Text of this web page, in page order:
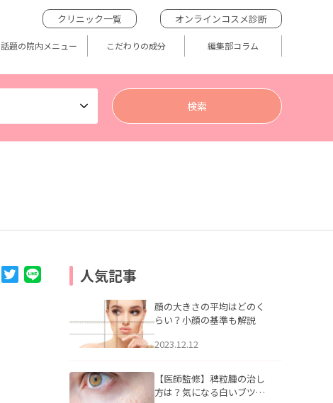
クリニック一覧 オンラインコスメ診断
話題の院内メニュー こだわりの成分 編集部コラム
人気記事
顔の大きさの平均はどのく
らい？小顔の基準も解説
2023.12.12
【医師監修】稗粒腫の治し
方は？気になる白いブツブ